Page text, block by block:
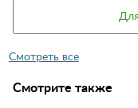
Смотрите также